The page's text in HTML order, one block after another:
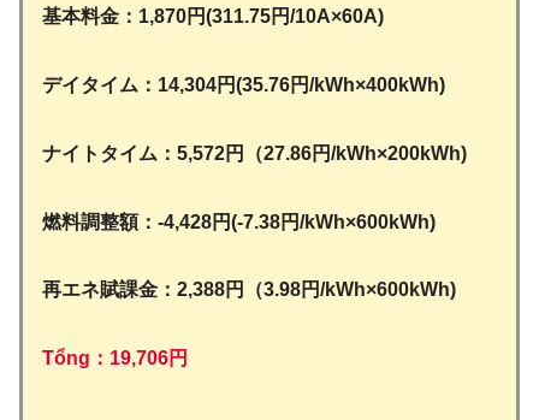
基本料金：1,870円(311.75円/10A×60A)
デイタイム：14,304円(35.76円/kWh×400kWh)
ナイトタイム：5,572円（27.86円/kWh×200kWh)
燃料調整額：‐4,428円(‐7.38円/kWh×600kWh)
再エネ賦課金：2,388円（3.98円/kWh×600kWh)
Tổng：19,706円